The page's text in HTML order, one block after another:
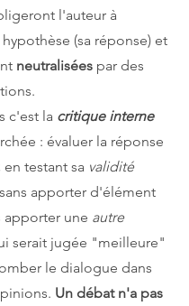
l'auteur à
(sa réponse) et
neutralisées par des
c'est la critique interne
: évaluer la réponse
en testant sa validité
apporter d'élément
apporter une autre
serait jugée "meilleure"
le dialogue dans
Un débat n'a pas